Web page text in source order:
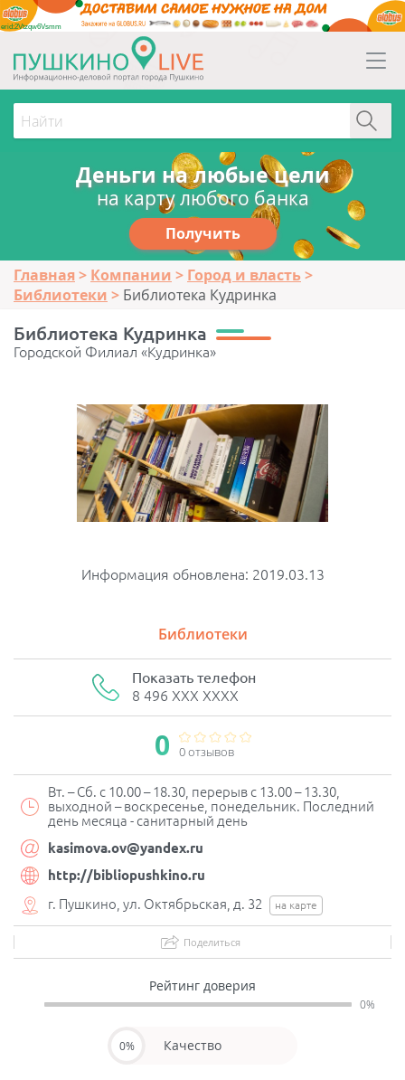
erid:2Vtzqw6Vsmm
Деньги на любые цели
на карту любого банка
Получить
Главная Компании
Город и власть
Библиотеки
Библиотека Кудринка
Библиотека Кудринка
Городской Филиал «Кудринка»
Информация обновлена: 2019.03.13
Библиотеки
Показать телефон
8 496 XXX XXXX
0 0 отзывов
Вт. – Сб. с 10.00 – 18.30, перерыв с 13.00 – 13.30,
выходной – воскресенье, понедельник. Последний
день месяца - санитарный день
kasimova.ov@yandex.ru
http://bibliopushkino.ru
г. Пушкино, ул. Октябрьская, д. 32
на карте
Поделиться
Рейтинг доверия
0%
0% Качество